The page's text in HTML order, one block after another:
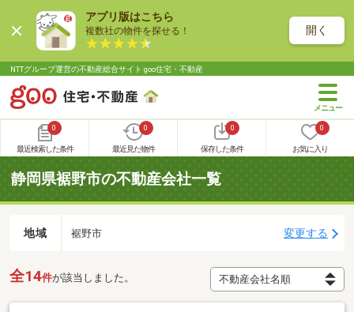
アプリ版はこちら
複数社の物件を探せる！ 開く
NTTグループ運営の不動産総合サイト goo住宅・不動産
0
最近検索した条件
0
最近見た物件
0
保存した条件
0
お気に入り
静岡県裾野市の不動産会社一覧
地域 裾野市 変更する
全14件が該当しました。